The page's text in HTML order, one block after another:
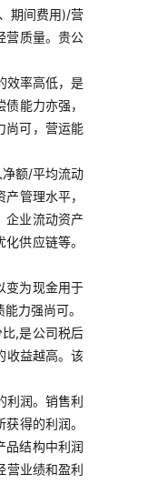
期间费用)/营
营质量。贵公
效率高低，是
能力亦强，
尚可，营运能
额/平均流动
管理水平，
企业流动资产
供应链等。
变为现金用于
力强尚可。
,是公司税后
收益越高。该
利润。销售利
得的利润。
品结构中利润
营业绩和盈利